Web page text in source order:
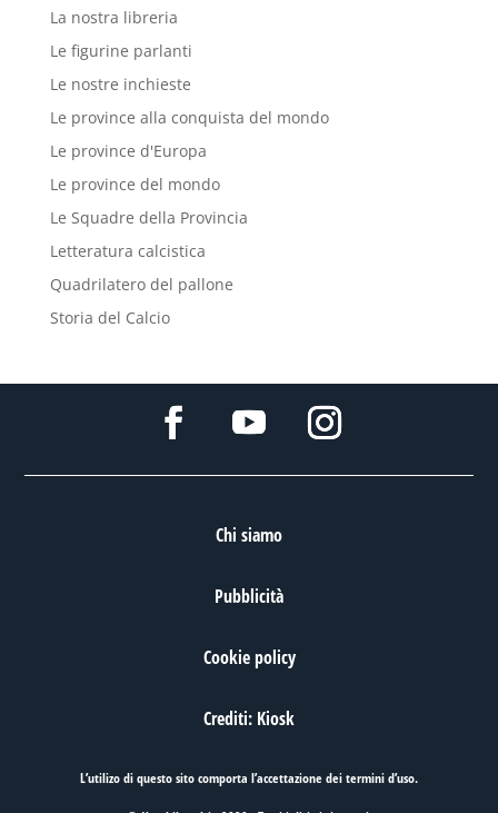
La nostra libreria
Le figurine parlanti
Le nostre inchieste
Le province alla conquista del mondo
Le province d'Europa
Le province del mondo
Le Squadre della Provincia
Letteratura calcistica
Quadrilatero del pallone
Storia del Calcio
Chi siamo
Pubblicità
Cookie policy
Crediti: Kiosk
L’utilizo di questo sito comporta l’accettazione deitermini d’uso.